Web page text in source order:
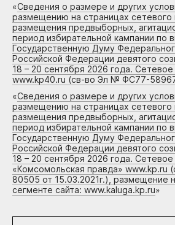
«Сведения о размере и других
размещению на страницах сетевого
размещения предвыборных,
период избирательной кампании по
Государственную Думу
Российской Федерации девятого
18 – 20 сентября 2026 года. Сетевое
www.kp40.ru (св-во Эл № ФС77-58967
«Сведения о размере и других
размещению на страницах сетевого
размещения предвыборных,
период избирательной кампании по
Государственную Думу
Российской Федерации девятого
18 – 20 сентября 2026 года. Сетевое
«Комсомольская правда»
80505 от 15.03.2021г.), размещение
сегменте сайта: www.kaluga.kp.ru»